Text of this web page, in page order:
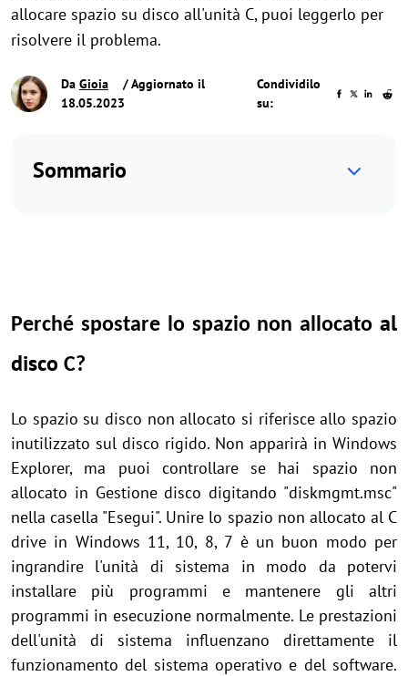
allocare spazio su disco all'unità C, puoi leggerlo per
risolvere il problema.
Da Gioia
/ Aggiornato il
18.05.2023
Condividilo
su:
Sommario
Perché spostare lo spazio non allocato al
disco C?
Lo spazio su disco non allocato si riferisce allo spazio
inutilizzato sul disco rigido. Non apparirà in Windows
Explorer, ma puoi controllare se hai spazio non
allocato in Gestione disco digitando "diskmgmt.msc"
nella casella "Esegui". Unire lo spazio non allocato al C
drive in Windows 11, 10, 8, 7 è un buon modo per
ingrandire l'unità di sistema in modo da potervi
installare più programmi e mantenere gli altri
programmi in esecuzione normalmente. Le prestazioni
dell'unità di sistema influenzano direttamente il
funzionamento del sistema operativo e del software.